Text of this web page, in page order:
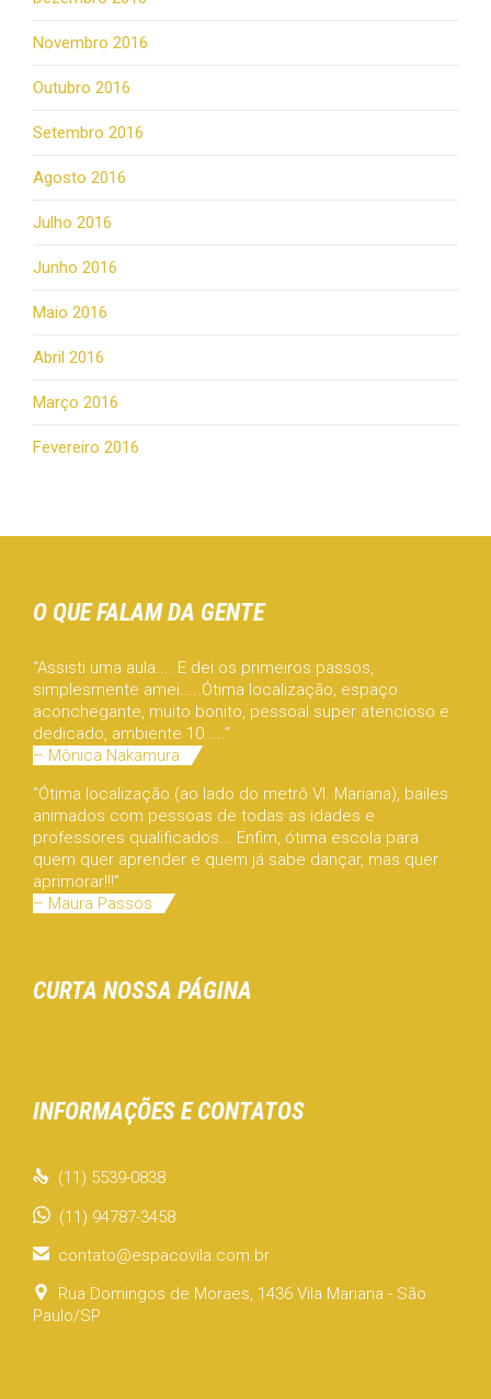
Novembro 2016
Outubro 2016
Setembro 2016
Agosto 2016
Julho 2016
Junho 2016
Maio 2016
Abril 2016
Março 2016
Fevereiro 2016
O QUE FALAM DA GENTE
“Assisti uma aula.... E dei os primeiros passos,
simplesmente amei.....Ótima localização, espaço
aconchegante, muito bonito, pessoal super atencioso e
dedicado, ambiente 10.....”
– Mônica Nakamura
“Ótima localização (ao lado do metrô Vl. Mariana), bailes
animados com pessoas de todas as idades e
professores qualificados... Enfim, ótima escola para
quem quer aprender e quem já sabe dançar, mas quer
aprimorar!!!”
– Maura Passos
CURTA NOSSA PÁGINA
INFORMAÇÕES E CONTATOS
 (11) 5539-0838
(11) 94787-3458
 contato@espacovila.com.br

Rua Domingos de Moraes, 1436 Vila Mariana - São
Paulo/SP